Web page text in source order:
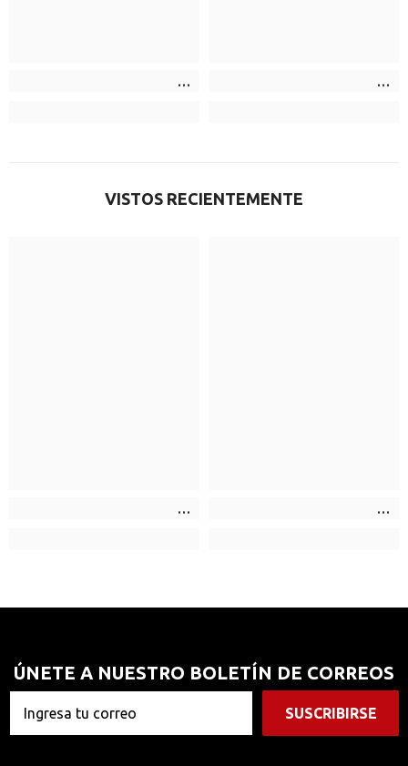
VISTOS RECIENTEMENTE
ÚNETE A NUESTRO BOLETÍN DE CORREOS
SUSCRIBIRSE